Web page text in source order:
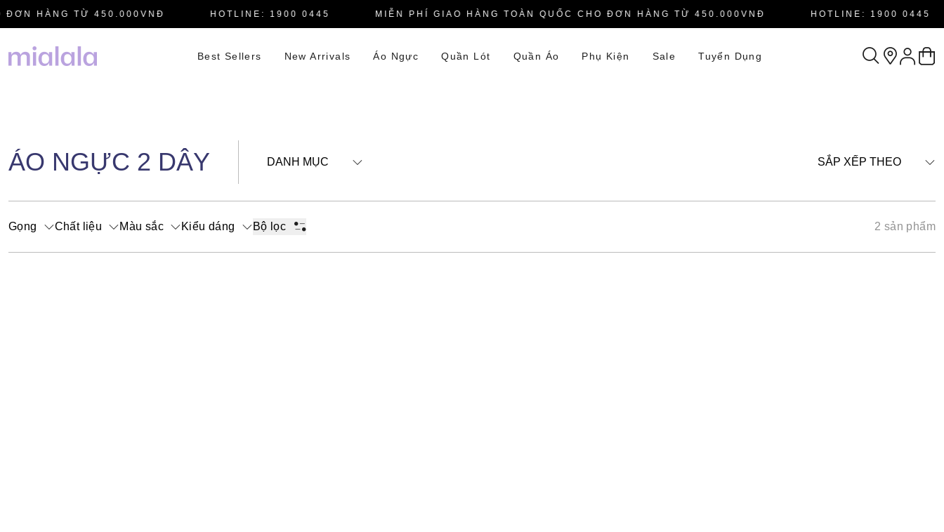
HÀNG TỪ 450.000VNĐ HOTLINE: 1900 0445 MIỄN PHÍ GIAO HÀNG TOÀN QUỐC CHO ĐƠN HÀNG TỪ 450.000VNĐ HOTLINE: 1900 0445
Best Sellers New Arrivals Áo Ngực Quần Lót Quần Áo Phụ Kiện Sale Tuyển Dụng
ÁO NGỰC 2 DÂY DANH MỤC SẮP XẾP THEO
Gọng Chất liệu Màu sắc Kiểu dáng Bộ lọc 2 sản phẩm